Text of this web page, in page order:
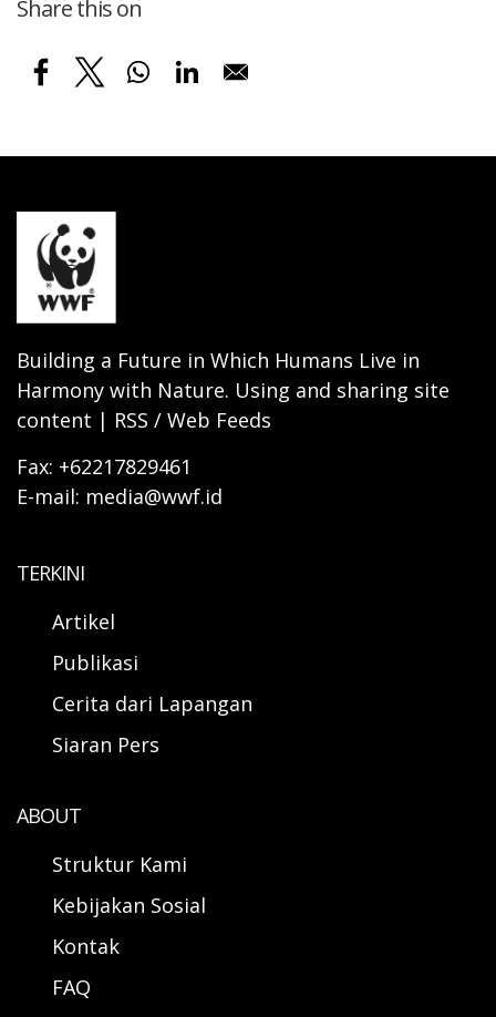
Share this on
Building a Future in Which Humans Live in
Harmony with Nature. Using and sharing site
content | RSS / Web Feeds
Fax: +62217829461
E-mail: media@wwf.id
TERKINI
Artikel
Publikasi
Cerita dari Lapangan
Siaran Pers
ABOUT
Struktur Kami
Kebijakan Sosial
Kontak
FAQ